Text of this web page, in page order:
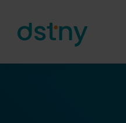
Skip to content